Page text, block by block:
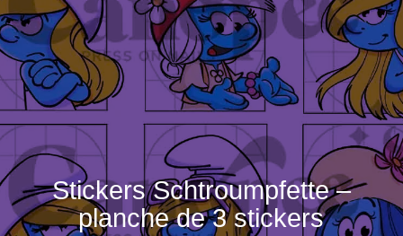
Stickers Schtroumpfette –
planche de 3 stickers